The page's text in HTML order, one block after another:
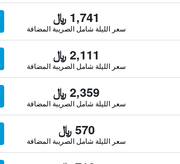
1,741 ﷼
سعر الليلة شامل الصريبة المضافة
2,111 ﷼
سعر الليلة شامل الصريبة المضافة
2,359 ﷼
سعر الليلة شامل الصريبة المضافة
570 ﷼
سعر الليلة شامل الصريبة المضافة